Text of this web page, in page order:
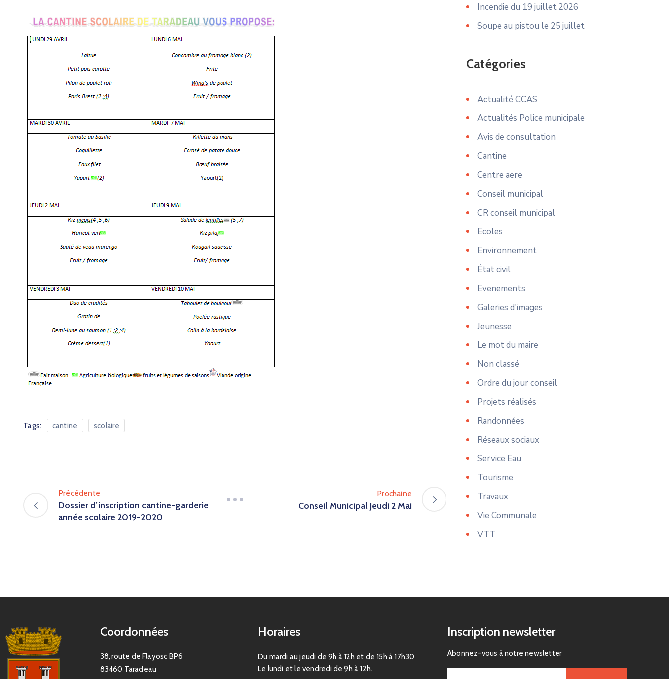
Tags: cantine scolaire
Précédente
Dossier d’inscription cantine-garderie
année scolaire 2019-2020
Prochaine
Conseil Municipal Jeudi 2 Mai
Incendie du 19 juillet 2026
Soupe au pistou le 25 juillet
Catégories
Actualité CCAS
Actualités Police municipale
Avis de consultation
Cantine
Centre aere
Conseil municipal
CR conseil municipal
Ecoles
Environnement
État civil
Evenements
Galeries d'images
Jeunesse
Le mot du maire
Non classé
Ordre du jour conseil
Projets réalisés
Randonnées
Réseaux sociaux
Service Eau
Tourisme
Travaux
Vie Communale
VTT
Coordonnées
38, route de Flayosc BP6
83460 Taradeau
Horaires
Du mardi au jeudi de 9h à 12h et de 15h à 17h30
Le lundi et le vendredi de 9h à 12h.
Inscription newsletter
Abonnez-vous à notre newsletter